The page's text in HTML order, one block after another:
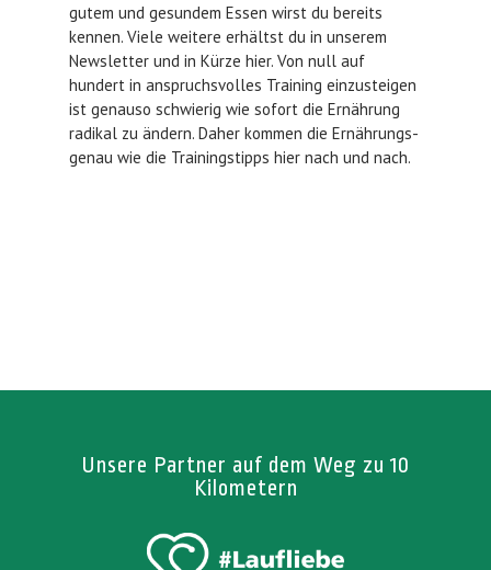
gutem und gesundem Essen wirst du bereits
kennen. Viele weitere erhältst du in unserem
Newsletter und in Kürze hier. Von null auf
hundert in anspruchsvolles Training einzusteigen
ist genauso schwierig wie sofort die Ernährung
radikal zu ändern. Daher kommen die Ernährungs-
genau wie die Trainingstipps hier nach und nach.
Unsere Partner auf dem Weg zu 10
Kilometern